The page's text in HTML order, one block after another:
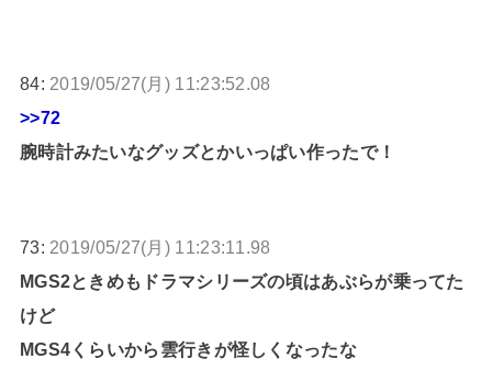
84: 2019/05/27(月) 11:23:52.08
>>72
腕時計みたいなグッズとかいっぱい作ったで！
73: 2019/05/27(月) 11:23:11.98
MGS2ときめもドラマシリーズの頃はあぶらが乗ってた
けど
MGS4くらいから雲行きが怪しくなったな